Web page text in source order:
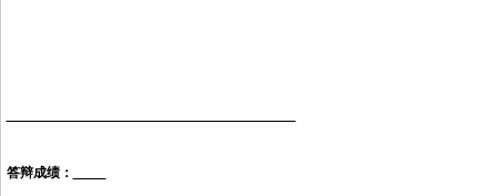
答辩成绩：